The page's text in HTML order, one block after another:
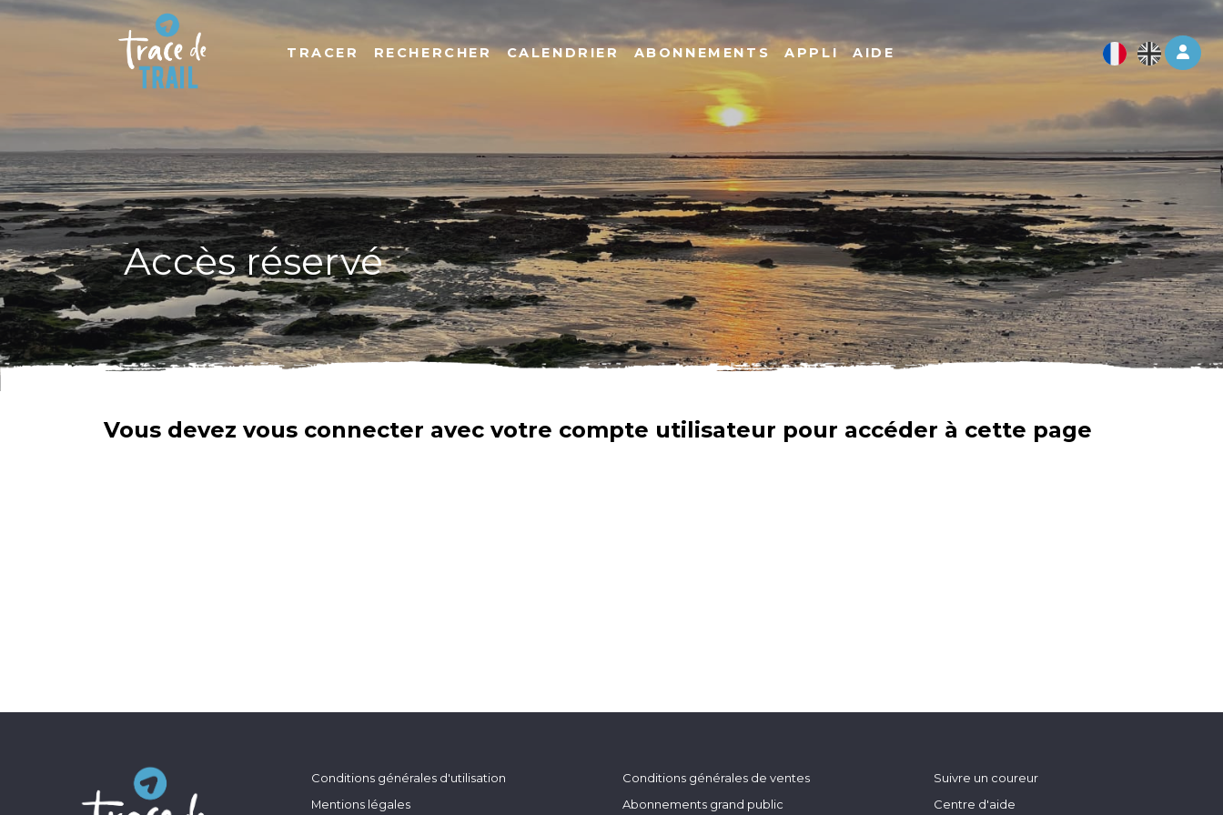
Log
TRACER RECHERCHER CALENDRIER ABONNEMENTS APPLI AIDE
Accès réservé
Vous devez vous connecter avec votre compte utilisateur pour accéder à cette page
Conditions générales d'utilisation
Mentions légales
Conditions générales de ventes
Abonnements grand public
Suivre un coureur
Centre d'aide